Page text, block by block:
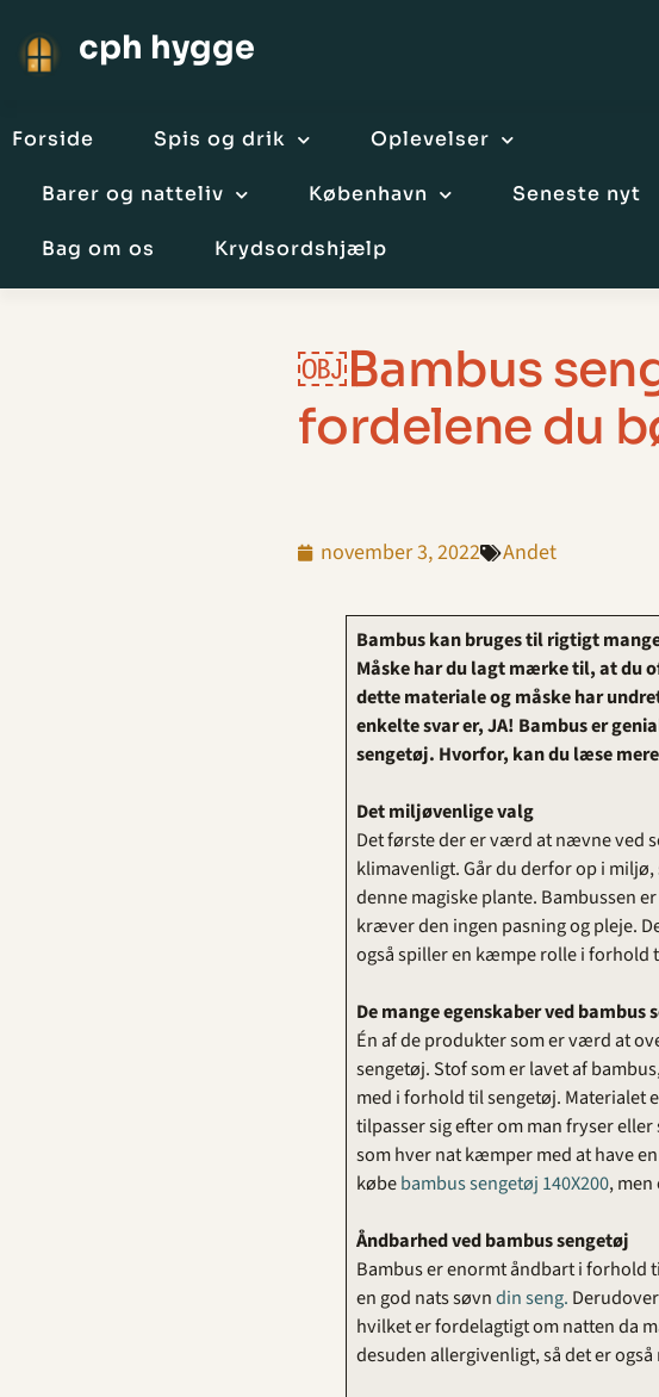
cph hygge
Forside Spis og drik Oplevelser
Barer og natteliv København Seneste nyt
Bag om os Krydsordshjælp
￼Bambus
fordelene du
november 3, 2022 Andet
Bambus kan bruges til rigtigt
Måske har du lagt mærke til, at du
dette materiale og måske har
enkelte svar er, JA! Bambus er
sengetøj. Hvorfor, kan du læse
Det miljøvenlige valg
Det første der er værd at nævne ved
klimavenligt. Går du derfor op i
denne magiske plante. Bambussen
kræver den ingen pasning og pleje.
også spiller en kæmpe rolle i forhold
De mange egenskaber ved bambus
Én af de produkter som er værd at
sengetøj. Stof som er lavet af
med i forhold til sengetøj. Materialet
tilpasser sig efter om man fryser
som hver nat kæmper med at have
købebambus sengetøj 140X200,
Åndbarhed ved bambus sengetøj
Bambus er enormt åndbart i forhold
en god nats søvndin seng.
hvilket er fordelagtigt om natten da
desuden allergivenligt, så det er